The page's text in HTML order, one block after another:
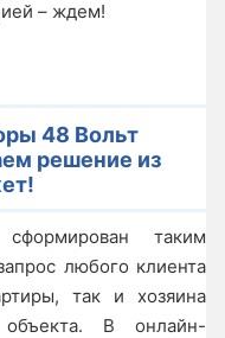
– ждем!
48 Вольт
решение из
таким
любого клиента
так и хозяина
объекта. В онлайн-